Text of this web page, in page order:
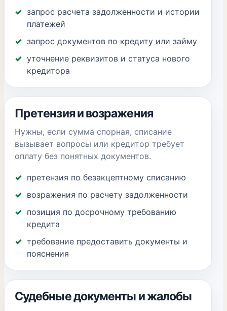
запрос расчета задолженности и истории
платежей
запрос документов по кредиту или займу
уточнение реквизитов и статуса нового
кредитора
Претензия и возражения
Нужны, если сумма спорная, списание
вызывает вопросы или кредитор требует
оплату без понятных документов.
претензия по безакцептному списанию
возражения по расчету задолженности
позиция по досрочному требованию
кредита
требование предоставить документы и
пояснения
Судебные документы и жалобы